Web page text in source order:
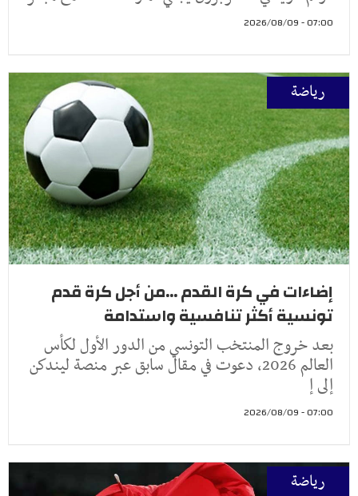
07:00 - 2026/08/09
رياضة
إضاءات في كرة القدم ...من أجل كرة قدم
تونسية أكثر تنافسية واستدامة
بعد خروج المنتخب التونسي من الدور الأول لكأس
العالم 2026، دعوت في مقال سابق عبر منصة ليندكن
إلى إ
07:00 - 2026/08/09
رياضة